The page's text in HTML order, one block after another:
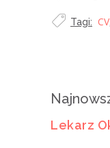
Tagi: CV
Lekarz